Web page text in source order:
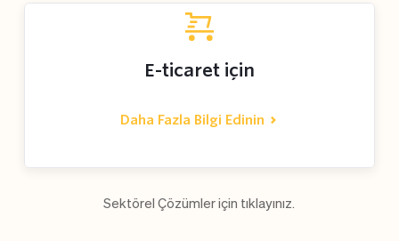
E-ticaret için
Daha Fazla Bilgi Edinin
Sektörel Çözümler için tıklayınız.